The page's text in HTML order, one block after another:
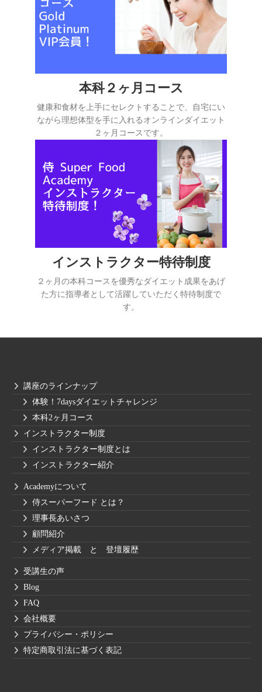
本科２ヶ月コース
健康和食材を上手にセレクトすることで、自宅にい
ながら理想体型を手に入れるオンラインダイエット
２ヶ月コースです。
インストラクター特待制度
２ヶ月の本科コースを優秀なダイエット成果をあげ
た方に指導者として活躍していただく特待制度で
す。
講座のラインナップ
体験！7daysダイエットチャレンジ
本科2ヶ月コース
インストラクター制度
インストラクター制度とは
インストラクター紹介
Academyについて
侍スーパーフード とは？
理事長あいさつ
顧問紹介
メディア掲載 と 登壇履歴
受講生の声
Blog
FAQ
会社概要
プライバシー・ポリシー
特定商取引法に基づく表記